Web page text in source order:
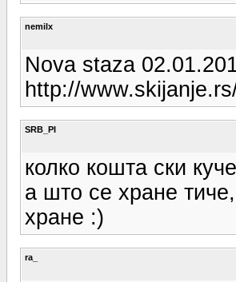
nemilx
Nova staza
http://
SRB_PI
колко кошта ски
а што се хране
хране :)
ra_